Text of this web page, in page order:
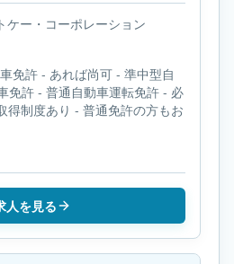
ケー・コーポレーション
免許 - あれば尚可 - 準中型自
免許 - 普通自動車運転免許 - 必
得制度あり - 普通免許の方もお
人を見る